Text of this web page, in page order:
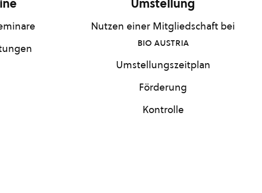
Umstellung
Nutzen einer Mitgliedschaft bei
bio austria
Umstellungszeitplan
Förderung
Kontrolle